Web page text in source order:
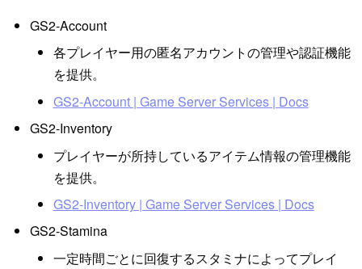
GS2-Account
各プレイヤー用の匿名アカウントの管理や認証機能
を提供。
GS2-Account | Game Server Services | Docs
GS2-Inventory
プレイヤーが所持しているアイテム情報の管理機能
を提供。
GS2-Inventory | Game Server Services | Docs
GS2-Stamina
一定時間ごとに回復するスタミナによってプレイ